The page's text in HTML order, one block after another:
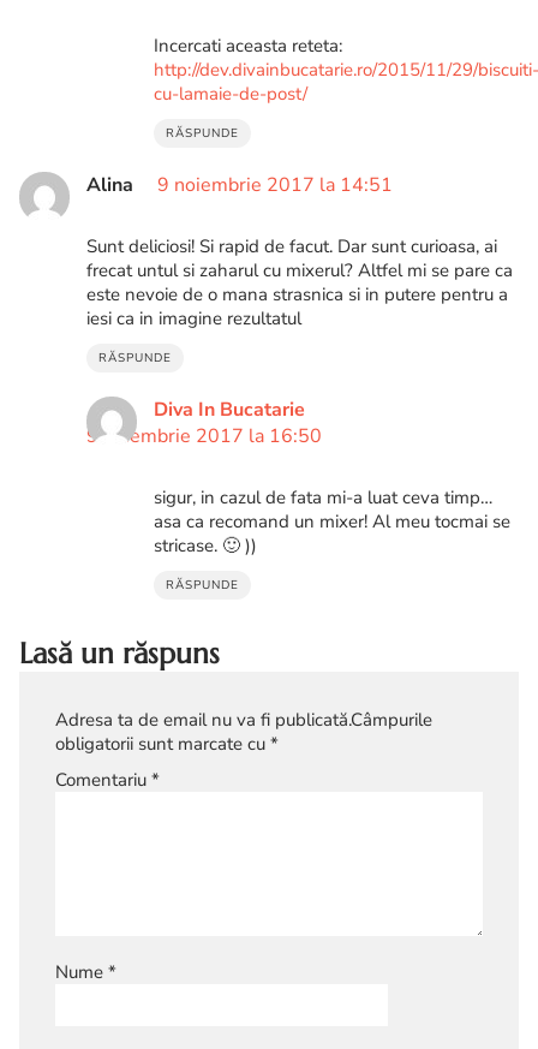
Incercati aceasta reteta:
http://dev.divainbucatarie.ro/2015/11/29/biscuiti-
cu-lamaie-de-post/
RĂSPUNDE
Alina 9 noiembrie 2017 la 14:51
Sunt deliciosi! Si rapid de facut. Dar sunt curioasa, ai
frecat untul si zaharul cu mixerul? Altfel mi se pare ca
este nevoie de o mana strasnica si in putere pentru a
iesi ca in imagine rezultatul
RĂSPUNDE
Diva In Bucatarie
9 noiembrie 2017 la 16:50
sigur, in cazul de fata mi-a luat ceva timp…
asa ca recomand un mixer! Al meu tocmai se
stricase. 🙂 ))
RĂSPUNDE
Lasă un răspuns
Adresa ta de email nu va fi publicată.Câmpurile
obligatorii sunt marcate cu *
Comentariu *
Nume *